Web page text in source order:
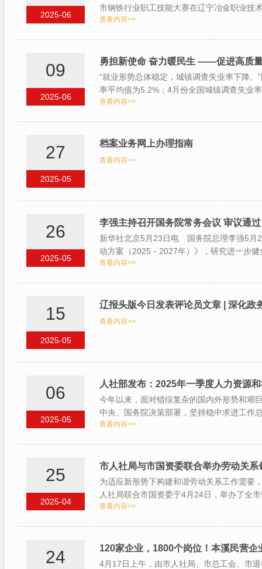
2025-06
市钢铁行业职工技能大赛在辽宁冶金职业技
立…
查看内容>>
2025-06
09 勇担新使命 奋力暖民生 ——促进高质
“就业形势总体稳定，城镇调查失业率下降
率平均值为5.2%；4月份全国城镇调查失业
整…
查看内容>>
2025-05
27 档案业务网上办理指南
查看内容>>
2025-05
26 李强主持召开国务院常务会议 审议通
新华社北京5月23日电 国务院总理李强5月
动方案（2025－2027年）》，研究进一步
全法（…
查看内容>>
2025-05
15 辽报头版今日发表评论员文章 | 深化政
查看内容>>
2025-05
06 人社部发布：2025年一季度人力资源
今年以来，面对错综复杂的国内外形势和艰
中央、国务院决策部署，坚持稳中求进工作
查看内容>>
2025-04
25 市人社局与市国资委联合举办劳动关系
为适应新形势下构建和谐劳动关系工作需要
人社局联合市国资委于4月24日，举办了全
国有…
查看内容>>
24 120家企业，1800个岗位！本溪民营企
4月17日上午，由市人社局、市总工会、市